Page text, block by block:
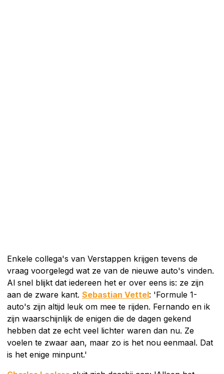
Enkele collega's van Verstappen krijgen tevens de
vraag voorgelegd wat ze van de nieuwe auto's vinden.
Al snel blijkt dat iedereen het er over eens is: ze zijn
aan de zware kant. Sebastian Vettel: 'Formule 1-
auto's zijn altijd leuk om mee te rijden. Fernando en ik
zijn waarschijnlijk de enigen die de dagen gekend
hebben dat ze echt veel lichter waren dan nu. Ze
voelen te zwaar aan, maar zo is het nou eenmaal. Dat
is het enige minpunt.'